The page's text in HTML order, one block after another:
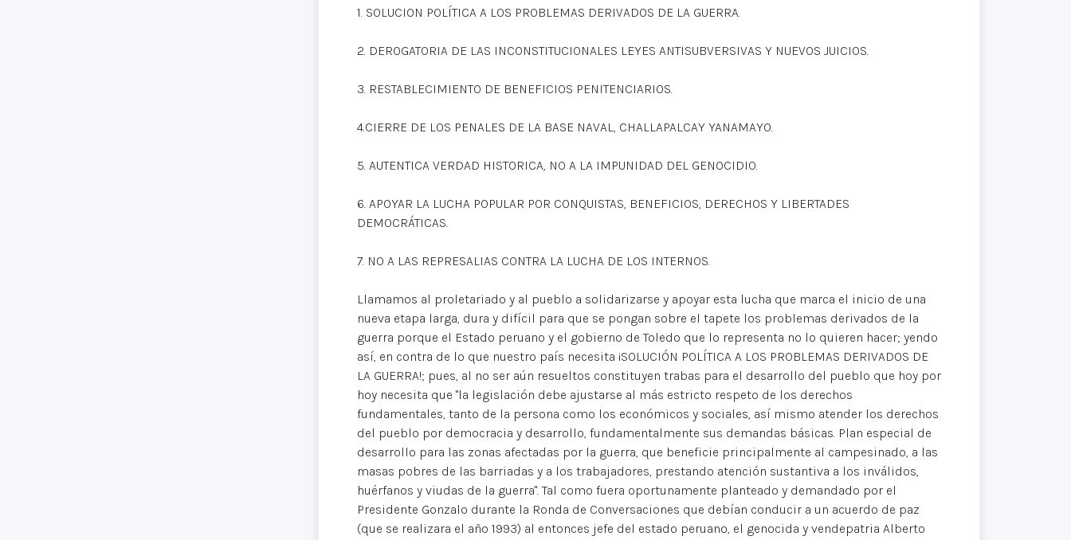
1. SOLUCION POLÍTICA A LOS PROBLEMAS DERIVADOS DE LA GUERRA.
2. DEROGATORIA DE LAS INCONSTITUCIONALES LEYES ANTISUBVERSIVAS Y NUEVOS JUICIOS.
3. RESTABLECIMIENTO DE BENEFICIOS PENITENCIARIOS.
4.CIERRE DE LOS PENALES DE LA BASE NAVAL, CHALLAPALCAY YANAMAYO.
5. AUTENTICA VERDAD HISTORICA, NO A LA IMPUNIDAD DEL GENOCIDIO.
6. APOYAR LA LUCHA POPULAR POR CONQUISTAS, BENEFICIOS, DERECHOS Y LIBERTADES
DEMOCRÁTICAS.
7. NO A LAS REPRESALIAS CONTRA LA LUCHA DE LOS INTERNOS.
Llamamos al proletariado y al pueblo a solidarizarse y apoyar esta lucha que marca el inicio de una
nueva etapa larga, dura y difícil para que se pongan sobre el tapete los problemas derivados de la
guerra porque el Estado peruano y el gobierno de Toledo que lo representa no lo quieren hacer; yendo
así, en contra de lo que nuestro país necesita ¡SOLUCIÓN POLÍTICA A LOS PROBLEMAS DERIVADOS DE
LA GUERRA!; pues, al no ser aún resueltos constituyen trabas para el desarrollo del pueblo que hoy por
hoy necesita que "la legislación debe ajustarse al más estricto respeto de los derechos
fundamentales, tanto de la persona como los económicos y sociales, así mismo atender los derechos
del pueblo por democracia y desarrollo, fundamentalmente sus demandas básicas. Plan especial de
desarrollo para las zonas afectadas por la guerra, que beneficie principalmente al campesinado, a las
masas pobres de las barriadas y a los trabajadores, prestando atención sustantiva a los inválidos,
huérfanos y viudas de la guerra". Tal como fuera oportunamente planteado y demandado por el
Presidente Gonzalo durante la Ronda de Conversaciones que debían conducir a un acuerdo de paz
(que se realizara el año 1993) al entonces jefe del estado peruano, el genocida y vendepatria Alberto